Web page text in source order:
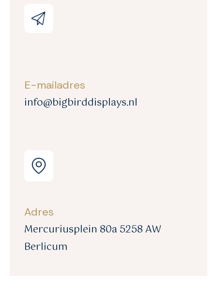
E-mailadres
info@bigbirddisplays.nl
Adres
Mercuriusplein 80a 5258 AW
Berlicum